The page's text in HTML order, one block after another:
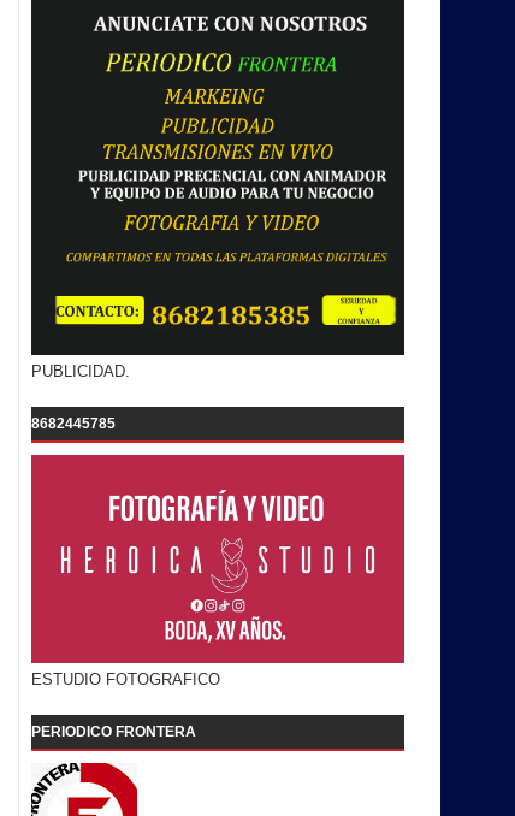
PUBLICIDAD.
8682445785
ESTUDIO FOTOGRAFICO
PERIODICO FRONTERA